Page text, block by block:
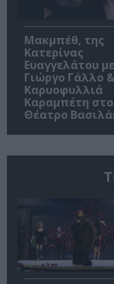
Μακμπέθ, της
Κατερίνας
Ευαγγελάτου με
Γιώργο Γάλλο &
Καρυοφυλλιά
Καραμπέτη στο
Θέατρο